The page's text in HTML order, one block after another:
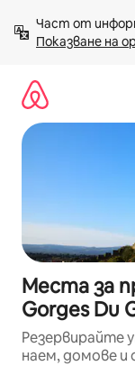
към
съдържанието
Показване на
Места за
Gorges Du
Резервирайте
наем, домове